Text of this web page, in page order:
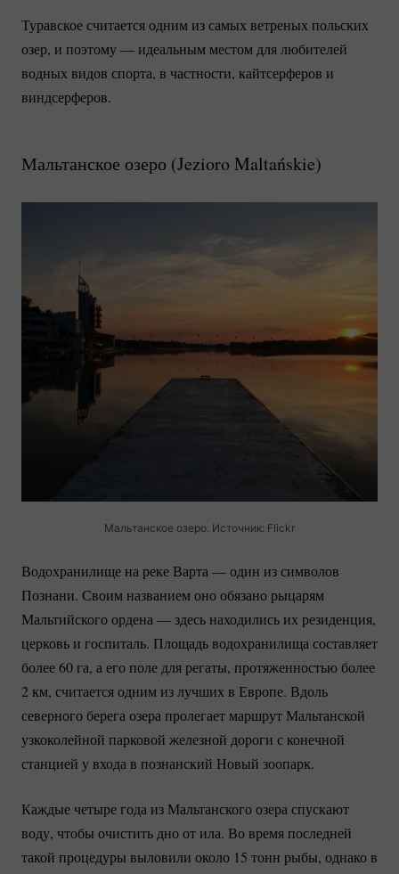
Туравское считается одним из самых ветреных польских
озер, и поэтому — идеальным местом для любителей
водных видов спорта, в частности, кайтсерферов и
виндсерферов.
Мальтанское озеро (Jezioro Maltańskie)
Мальтанское озеро. Источник: Flickr
Водохранилище на реке Варта — один из символов
Познани. Своим названием оно обязано рыцарям
Мальтийского ордена — здесь находились их резиденция,
церковь и госпиталь. Площадь водохранилища составляет
более 60 га, а его поле для регаты, протяженностью более
2 км, считается одним из лучших в Европе. Вдоль
северного берега озера пролегает маршрут Мальтанской
узкоколейной парковой железной дороги с конечной
станцией у входа в познанский Новый зоопарк.
Каждые четыре года из Мальтанского озера спускают
воду, чтобы очистить дно от ила. Во время последней
такой процедуры выловили около 15 тонн рыбы, однако в